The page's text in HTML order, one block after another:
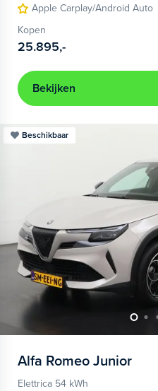
Apple Carplay/Android Auto
Kopen
25.895,-
Bekijken
Beschikbaar
Alfa Romeo Junior
Elettrica 54 kWh